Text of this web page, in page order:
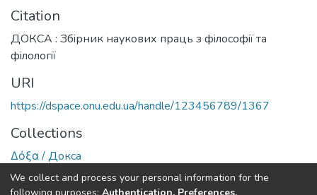
Citation
ДОКСА : Збiрник наукових праць з фiлософiї та
фiлологiї
URI
https://dspace.onu.edu.ua/handle/123456789/1367
Collections
Δόξα / Докса
Full item page
We collect and process your personal information for the